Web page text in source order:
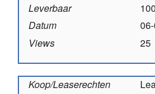
Leverbaar
Datum
Views
25
Koop/Leaserechten